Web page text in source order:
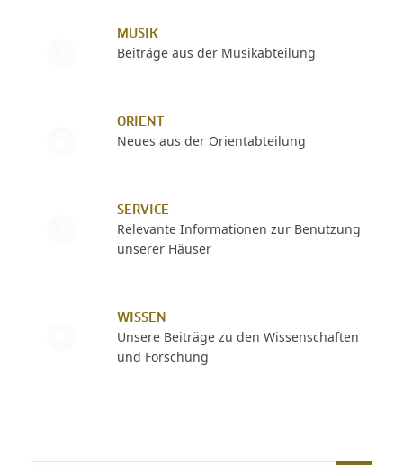
MUSIK
Beiträge aus der Musikabteilung
ORIENT
Neues aus der Orientabteilung
SERVICE
Relevante Informationen zur Benutzung
unserer Häuser
WISSEN
Unsere Beiträge zu den Wissenschaften
und Forschung